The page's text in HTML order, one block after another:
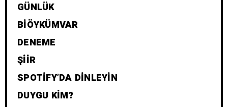
GÜNLÜK
BIÖYKÜMVAR
DENEME
ŞIIR
SPOTIFY’DA DINLEYIN
DUYGU KIM?